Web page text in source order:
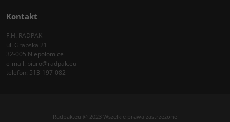
Kontakt
F.H. RADPAK
ul. Grabska 21
32-005 Niepołomice
e-mail: biuro@radpak.eu
telefon: 513-197-082
Radpak.eu @ 2023 Wszelkie prawa zastrzeżone